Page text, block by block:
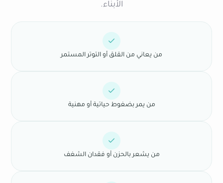
الأبناء.
من يعاني من القلق أو التوتر المستمر
من يمر بضغوط حياتية أو مهنية
من يشعر بالحزن أو فقدان الشغف